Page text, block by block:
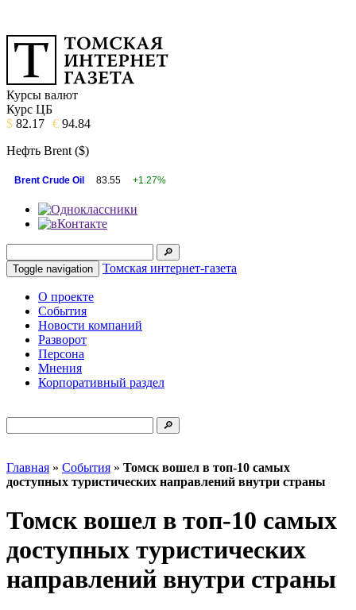
Курсы валют
Курс ЦБ
$ 82.17 € 94.84
Нефть Brent ($)
Brent Crude Oil 83.55 +1.27%
Toggle navigation Томская интернет-газета
О проекте
События
Новости компаний
Разворот
Персона
Мнения
Корпоративный раздел
Главная » События » Томск вошел в топ-10 самых
доступных туристических направлений внутри страны
Томск вошел в топ-10 самых
доступных туристических
направлений внутри страны